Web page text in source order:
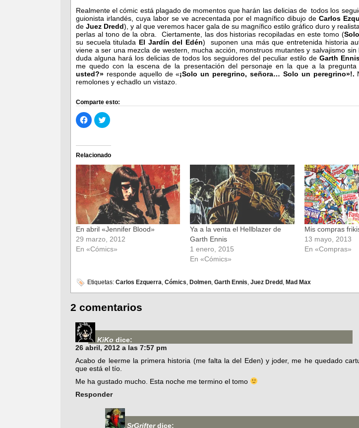
Realmente el cómic está plagado de momentos que harán las delicias de todos los
guionista irlandés, cuya labor se ve acrecentada por el magnífico dibujo de Carlos
de Juez Dredd), y al que veremos hacer gala de su magnífico estilo gráfico duro y
perlas al tono de la obra. Ciertamente, las dos historias recopiladas en este tomo (
su secuela titulada El Jardín del Edén) suponen una más que entretenida historia
viene a ser una mezcla de western, mucha acción, monstruos mutantes y salvajismo sin
duda alguna hará los delicias de todos los seguidores del peculiar estilo de Garth
me quedo con la escena de la presentación del personaje en la que a la
usted?» responde aquello de «¡Solo un peregrino, señora… Solo un peregrino»!.
remolones y echadlo un vistazo.
Comparte esto:
Haz
clic
para
Facebook
(Se
abre
en
una
ventana
nueva)
Haz
clic
Twitter
(Se
abre
en
una
ventana
nueva)
Relacionado
En abril «Jennifer Blood»
29 marzo, 2012
En «Cómics»
Ya a la venta el Hellblazer de
Garth Ennis
1 enero, 2015
En «Cómics»
Mis compras
13 mayo, 2013
En «Compras»
Etiquetas: Carlos Ezquerra, Cómics, Dolmen, Garth Ennis, Juez Dredd , Mad Max
2 comentarios
KiKo dice:
26 abril, 2012 a las 7:57 pm
Acabo de leerme la primera historia (me falta la del Eden) y joder, me he quedado
que está el tío.
Me ha gustado mucho. Esta noche me termino el tomo
Responder
SrGrifter dice: